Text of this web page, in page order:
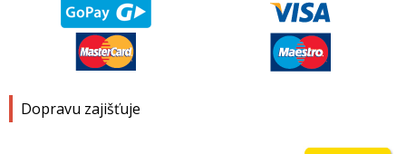
Dopravu zajišťuje